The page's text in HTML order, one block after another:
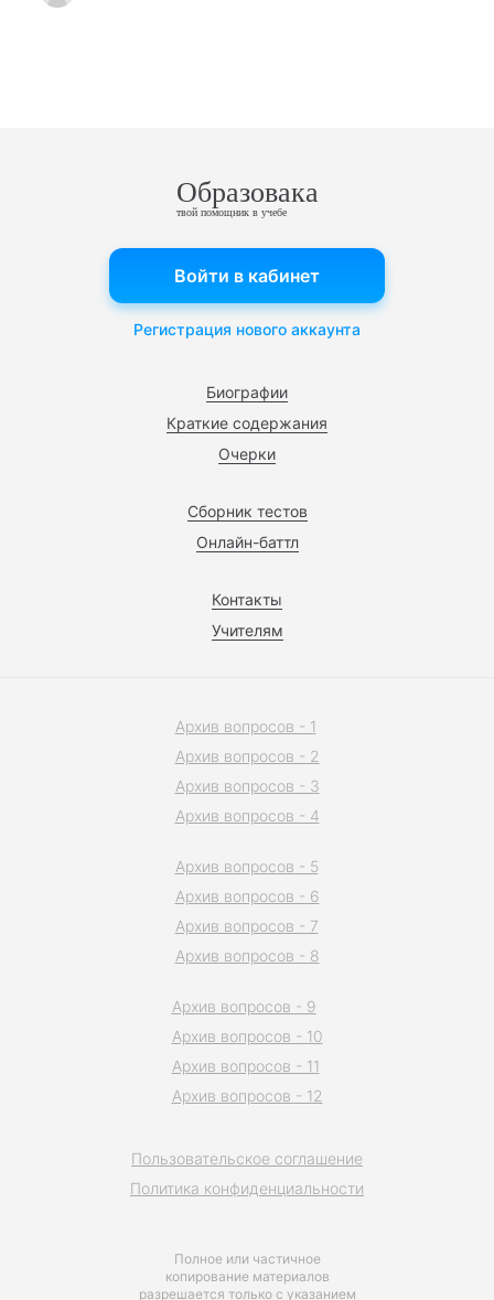
Образовака
твой помощник в учебе
Биографии
Краткие содержания
Очерки
Сборник тестов
Онлайн-баттл
Контакты
Учителям
Войти в кабинет
Регистрация нового аккаунта
Полное или частичное
копирование материалов
разрешается только с указанием
Пользовательское соглашение
Политика конфиденциальности
Архив вопросов - 1
Архив вопросов - 2
Архив вопросов - 3
Архив вопросов - 4
Архив вопросов - 5
Архив вопросов - 6
Архив вопросов - 7
Архив вопросов - 8
Архив вопросов - 9
Архив вопросов - 10
Архив вопросов - 11
Архив вопросов - 12